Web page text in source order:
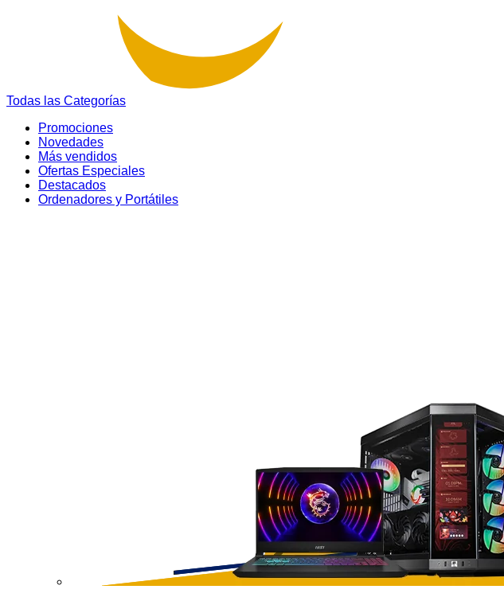
Todas las Categorías
Promociones
Novedades
Más vendidos
Ofertas Especiales
Destacados
Ordenadores y Portátiles